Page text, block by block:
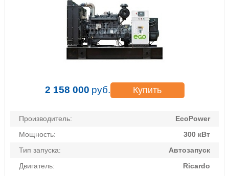
2 158 000 руб. Купить
Производитель:
EcoPower
Мощность:
300 кВт
Тип запуска:
Автозапуск
Двигатель:
Ricardo